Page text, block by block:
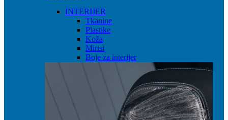
INTERIJER
Tkanine
Plastike
Koža
Mirisi
Boje za interijer